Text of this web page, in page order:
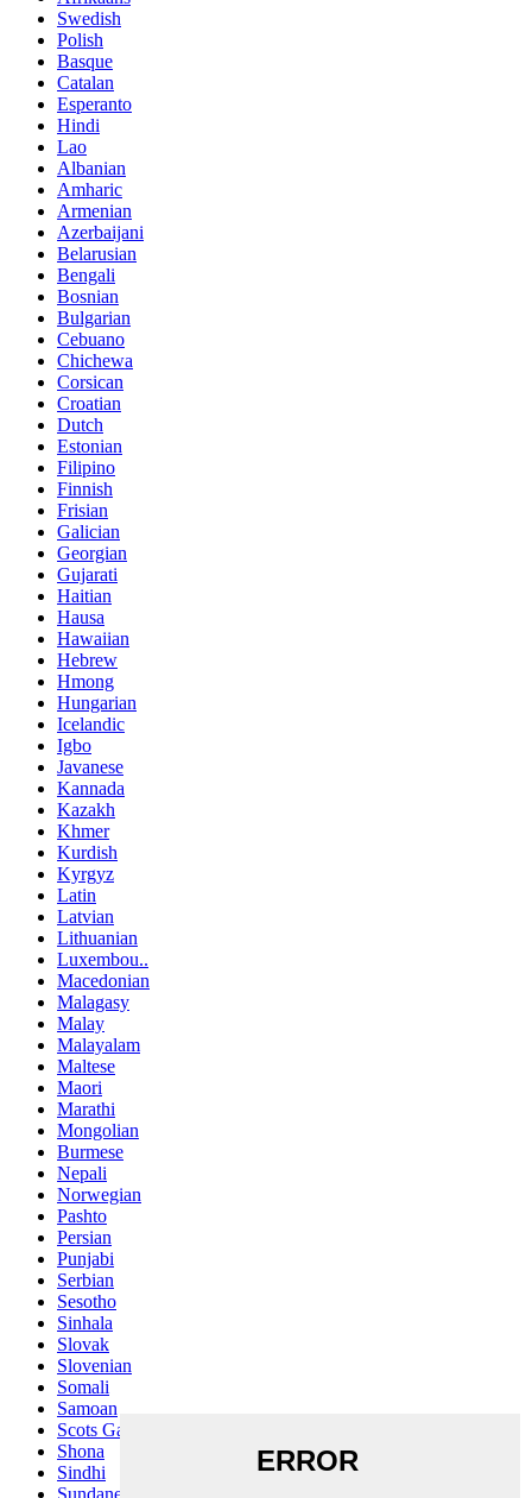
Swedish
Polish
Basque
Catalan
Esperanto
Hindi
Lao
Albanian
Amharic
Armenian
Azerbaijani
Belarusian
Bengali
Bosnian
Bulgarian
Cebuano
Chichewa
Corsican
Croatian
Dutch
Estonian
Filipino
Finnish
Frisian
Galician
Georgian
Gujarati
Haitian
Hausa
Hawaiian
Hebrew
Hmong
Hungarian
Icelandic
Igbo
Javanese
Kannada
Kazakh
Khmer
Kurdish
Kyrgyz
Latin
Latvian
Lithuanian
Luxembou..
Macedonian
Malagasy
Malay
Malayalam
Maltese
Maori
Marathi
Mongolian
Burmese
Nepali
Norwegian
Pashto
Persian
Punjabi
Serbian
Sesotho
Sinhala
Slovak
Slovenian
Somali
Samoan
Scots Gaelic
Shona
Sindhi